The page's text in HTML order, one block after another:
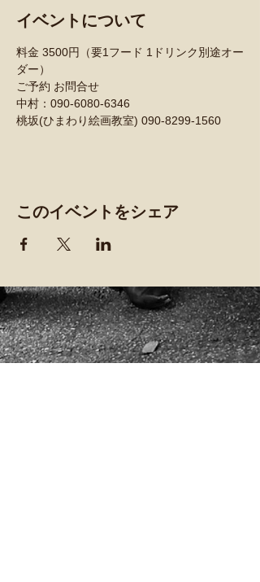
イベントについて
料金 3500円（要1フード 1ドリンク別途オー
ダー）
ご予約 お問合せ
中村：090-6080-6346
桃坂(ひまわり絵画教室) 090-8299-1560
このイベントをシェア